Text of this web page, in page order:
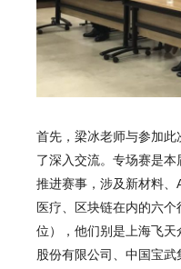
首先，梁冰老师与参加
了深入交流。专场赛是
推进赛事，涉及新材料
医疗、区块链在内的六
位），他们别是上海飞
股份有限公司、中国宝武